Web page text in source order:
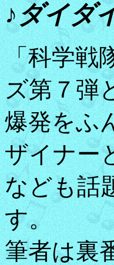
♪ダイダ
「科学戦
ズ第７弾
爆発をふ
ザイナー
なども話
す。
筆者は裏